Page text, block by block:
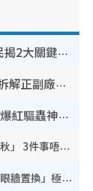
裝修拆鐵閘隨時變賊人目標？網民揭2大關鍵用途：裝新式等於白裝？附新舊鐵閘分別
網傳公院改用內地/副廠藥？醫生拆解正副廠分別 揭4類人換藥隨時出事
怕蟲人士夏日救星！日本3COINS爆紅驅蟲神器$45起 1招「全程免觸碰」輕鬆搞定小強
立秋2026｜8月7日立秋進入「多事之秋」 3件事唔做得！專家教6招開運 清枱頭／銀包納氣接好運
颱風白海豚料周日襲浙江！經歷5次「眼牆置換」極罕見 成登陸內地最長途颱風